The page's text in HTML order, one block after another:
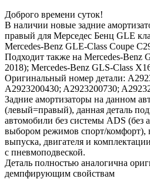
Доброго времени суток!
В наличии новые задние
правый для Мерседес Бенц GLE
Mercedes-Benz GLE-Class Coupe
Подходит также на Mercedes-Benz
2018); Mercedes-Benz GLS-Class
Оригинальный номер детали:
A2923200430; A2923200730;
Задние амортизаторы на данном
(левый=правый), данная деталь
автомобили без системы ADS (без
выбором режимов спорт/комфорт),
выпуска, двигателя и
с пневмоподвеской.
Деталь полностью аналогична
демпфирующим свойствам